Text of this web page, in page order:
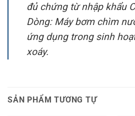
đủ chứng từ nhập khẩu
Dòng: Máy bơm chìm
ứng dụng trong sinh
xoáy.
SẢN PHẨM TƯƠNG TỰ